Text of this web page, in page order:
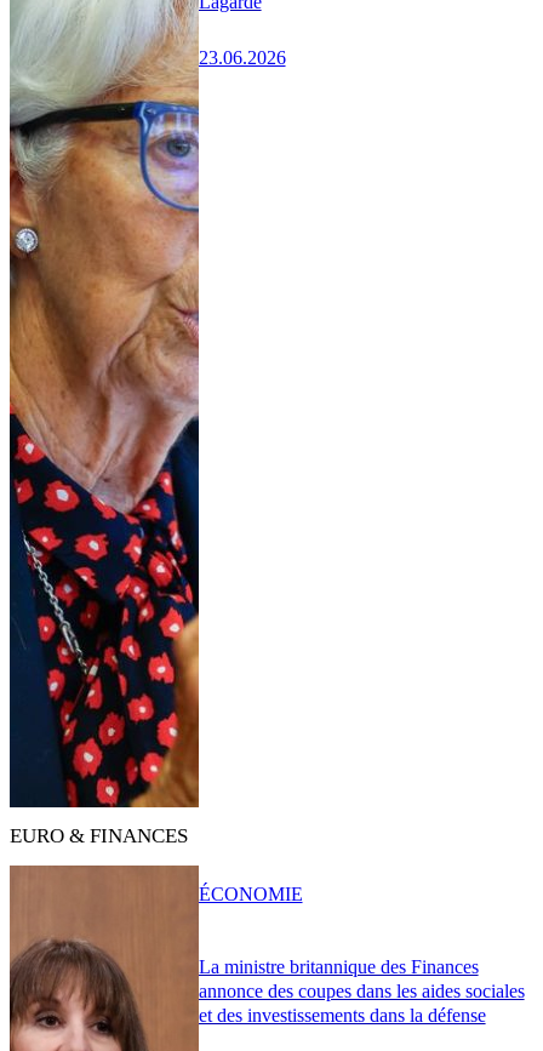
23.06.2026
EURO & FINANCES
La ministre britannique des Finances
annonce des coupes dans les aides sociales
et des investissements dans la défense
ÉCONOMIE